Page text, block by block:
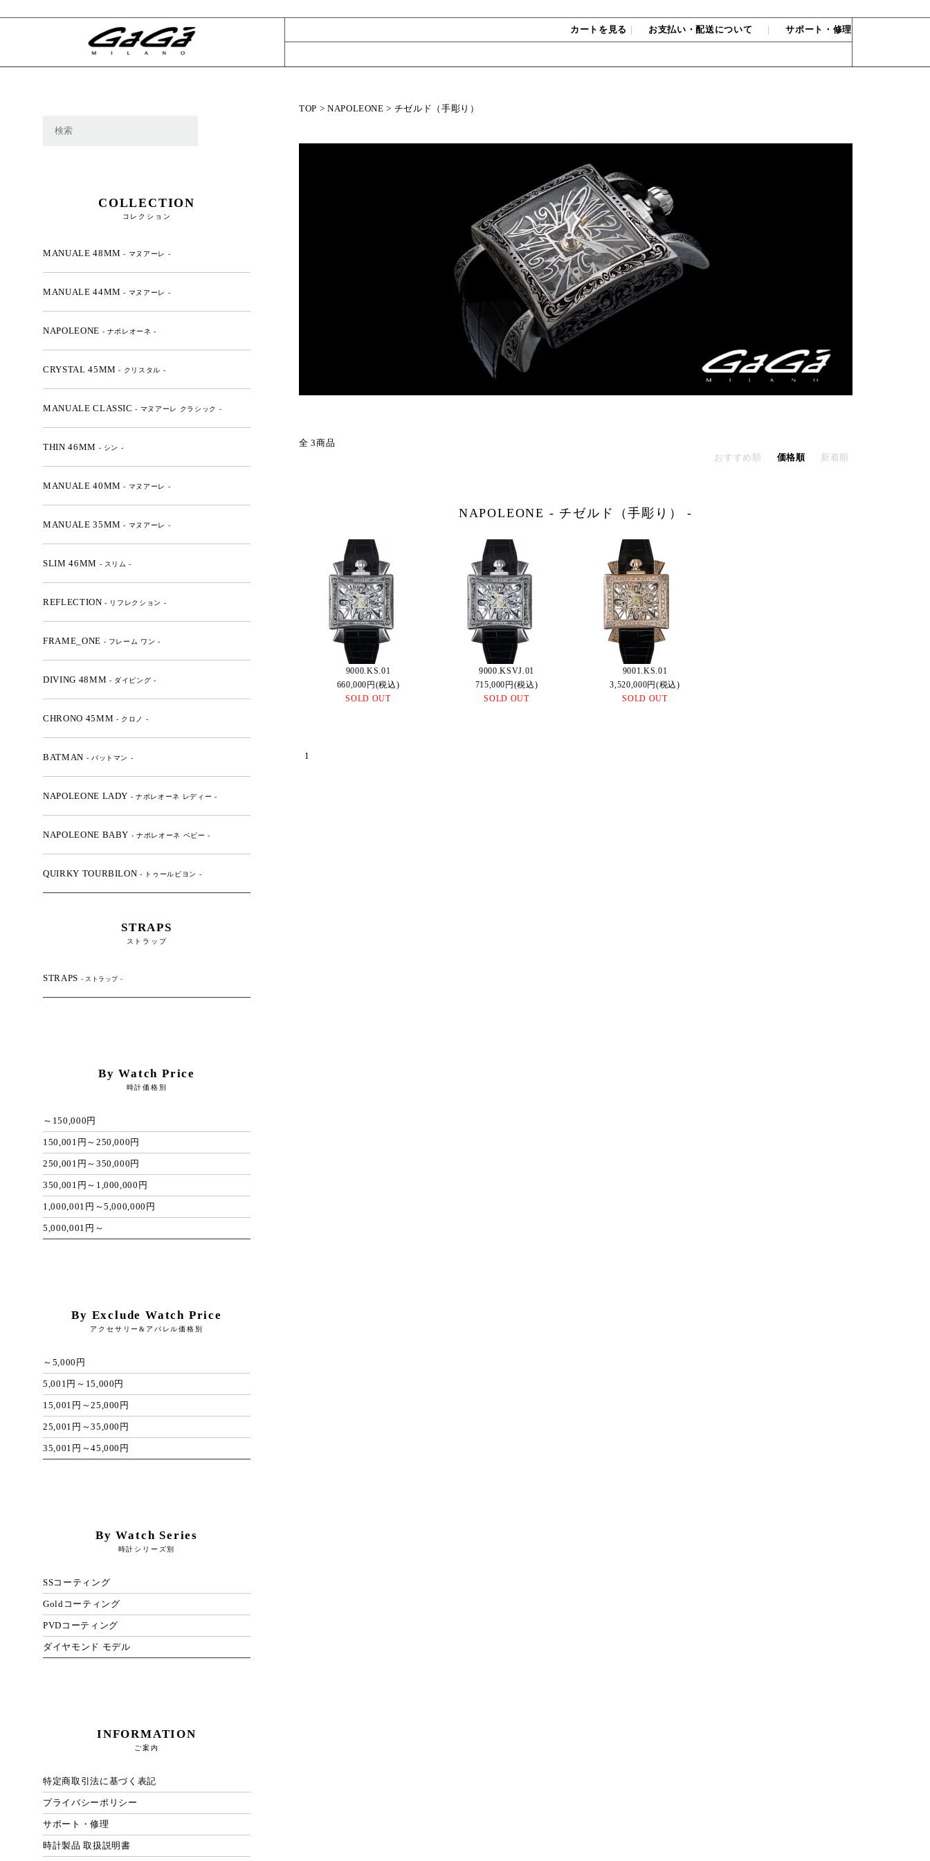
カートを見る お支払い・配送について ｜サポート・修理
TOP > NAPOLEONE > チゼルド（手彫り）
全 3商品
おすすめ順
価格順 新着順
NAPOLEONE - チゼルド（手彫り） -
9000.KS.01
660,000円(税込)
SOLD OUT
9000.KSVJ.01
715,000円(税込)
SOLD OUT
9001.KS.01
3,520,000円(税込)
SOLD OUT
1
COLLECTION
コレクション
MANUALE 48MM- マヌアーレ -
MANUALE 44MM- マヌアーレ -
NAPOLEONE - ナポレオーネ -
CRYSTAL 45MM- クリスタル -
MANUALE CLASSIC- マヌアーレ クラシック -
THIN 46MM - シン -
MANUALE 40MM- マヌアーレ -
MANUALE 35MM- マヌアーレ -
SLIM 46MM - スリム -
REFLECTION- リフレクション -
FRAME_ONE - フレーム ワン -
DIVING 48MM - ダイビング -
CHRONO 45MM - クロノ -
BATMAN - バットマン -
NAPOLEONE LADY - ナポレオーネ レディー -
NAPOLEONE BABY - ナポレオーネ ベビー -
QUIRKY TOURBILON- トゥールビヨン -
STRAPS
ストラップ
STRAPS - ストラップ -
By Watch Price
時計価格別
～150,000円
150,001円～250,000円
250,001円～350,000円
350,001円～1,000,000円
1,000,001円～5,000,000円
5,000,001円～
By Exclude Watch Price
アクセサリー&アパレル価格別
～5,000円
5,001円～15,000円
15,001円～25,000円
25,001円～35,000円
35,001円～45,000円
By Watch Series
時計シリーズ別
SSコーティング
Goldコーティング
PVDコーティング
ダイヤモンド モデル
INFORMATION
ご案内
特定商取引法に基づく表記
プライバシーポリシー
サポート・修理
時計製品 取扱説明書